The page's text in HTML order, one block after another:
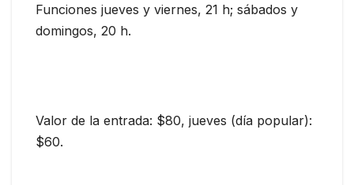
Funciones jueves y viernes, 21 h; sábados y
domingos, 20 h.
Valor de la entrada: $80, jueves (día popular):
$60.